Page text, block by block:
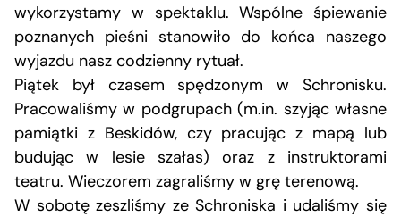
wykorzystamy w spektaklu. Wspólne śpiewanie
poznanych pieśni stanowiło do końca naszego
wyjazdu nasz codzienny rytuał.
Piątek był czasem spędzonym w Schronisku.
Pracowaliśmy w podgrupach (m.in. szyjąc własne
pamiątki z Beskidów, czy pracując z mapą lub
budując w lesie szałas) oraz z instruktorami
teatru. Wieczorem zagraliśmy w grę terenową.
W sobotę zeszliśmy ze Schroniska i udaliśmy się